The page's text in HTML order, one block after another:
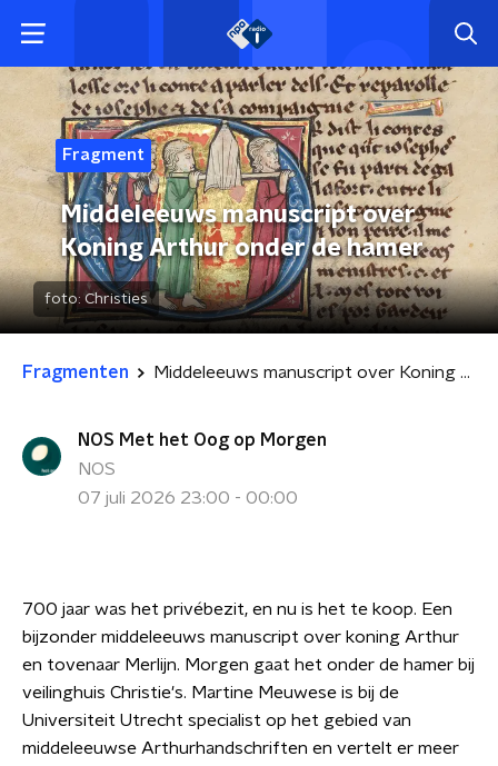
Fragment
Middeleeuws manuscript over
Koning Arthur onder de hamer
foto:Christies
Fragmenten Middeleeuws manuscript over Koning Arthur onder de hamer
NOS Met het Oog op Morgen
NOS
07 juli 2026 23:00 - 00:00
700 jaar was het privébezit, en nu is het te koop. Een
bijzonder middeleeuws manuscript over koning Arthur
en tovenaar Merlijn. Morgen gaat het onder de hamer bij
veilinghuis Christie's. Martine Meuwese is bij de
Universiteit Utrecht specialist op het gebied van
middeleeuwse Arthurhandschriften en vertelt er meer